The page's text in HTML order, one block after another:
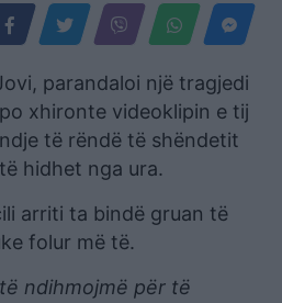
parandaloi një tragjedi
xhironte videoklipin e tij
të rëndë të shëndetit
hidhet nga ura.
arriti ta bindë gruan të
folur më të.
ndihmojmë për të